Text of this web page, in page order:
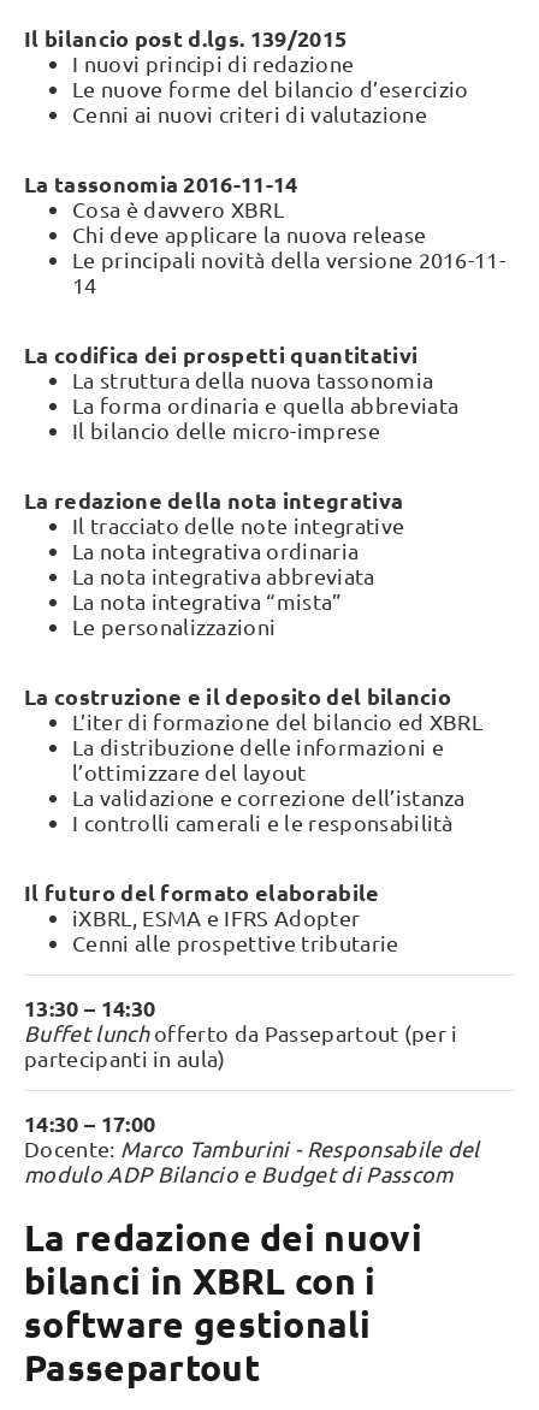
Il bilancio post d.lgs. 139/2015
I nuovi principi di redazione
Le nuove forme del bilancio d’esercizio
Cenni ai nuovi criteri di valutazione
La tassonomia 2016-11-14
Cosa è davvero XBRL
Chi deve applicare la nuova release
Le principali novità della versione 2016-11-
14
La codifica dei prospetti quantitativi
La struttura della nuova tassonomia
La forma ordinaria e quella abbreviata
Il bilancio delle micro-imprese
La redazione della nota integrativa
Il tracciato delle note integrative
La nota integrativa ordinaria
La nota integrativa abbreviata
La nota integrativa “mista”
Le personalizzazioni
La costruzione e il deposito del bilancio
L’iter di formazione del bilancio ed XBRL
La distribuzione delle informazioni e
l’ottimizzare del layout
La validazione e correzione dell’istanza
I controlli camerali e le responsabilità
Il futuro del formato elaborabile
iXBRL, ESMA e IFRS Adopter
Cenni alle prospettive tributarie
13:30 – 14:30
Buffet lunchofferto da Passepartout (per i
partecipanti in aula)
14:30 – 17:00
Docente: Marco Tamburini - Responsabile del
modulo ADP Bilancio e Budget di Passcom
La redazione dei nuovi
bilanci in XBRL con i
software gestionali
Passepartout